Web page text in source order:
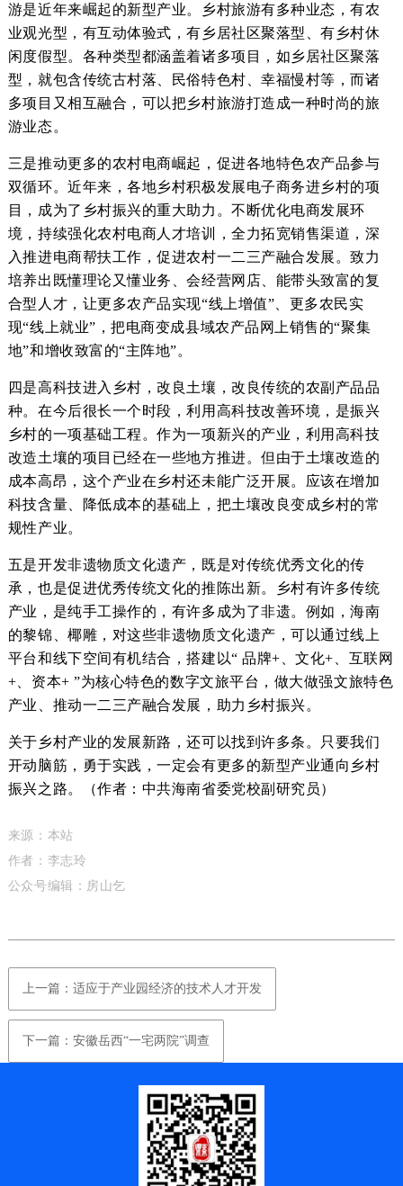
游是近年来崛起的新型产业。乡村旅游有多种业态，有农
业观光型，有互动体验式，有乡居社区聚落型、有乡村休
闲度假型。各种类型都涵盖着诸多项目，如乡居社区聚落
型，就包含传统古村落、民俗特色村、幸福慢村等，而诸
多项目又相互融合，可以把乡村旅游打造成一种时尚的旅
游业态。
三是推动更多的农村电商崛起，促进各地特色农产品参与
双循环。近年来，各地乡村积极发展电子商务进乡村的项
目，成为了乡村振兴的重大助力。不断优化电商发展环
境，持续强化农村电商人才培训，全力拓宽销售渠道，深
入推进电商帮扶工作，促进农村一二三产融合发展。致力
培养出既懂理论又懂业务、会经营网店、能带头致富的复
合型人才，让更多农产品实现“线上增值”、更多农民实
现“线上就业”，把电商变成县域农产品网上销售的“聚集
地”和增收致富的“主阵地”。
四是高科技进入乡村，改良土壤，改良传统的农副产品品
种。在今后很长一个时段，利用高科技改善环境，是振兴
乡村的一项基础工程。作为一项新兴的产业，利用高科技
改造土壤的项目已经在一些地方推进。但由于土壤改造的
成本高昂，这个产业在乡村还未能广泛开展。应该在增加
科技含量、降低成本的基础上，把土壤改良变成乡村的常
规性产业。
五是开发非遗物质文化遗产，既是对传统优秀文化的传
承，也是促进优秀传统文化的推陈出新。乡村有许多传统
产业，是纯手工操作的，有许多成为了非遗。例如，海南
的黎锦、椰雕，对这些非遗物质文化遗产，可以通过线上
平台和线下空间有机结合，搭建以“ 品牌+、文化+、互联网
+、资本+ ”为核心特色的数字文旅平台，做大做强文旅特色
产业、推动一二三产融合发展，助力乡村振兴。
关于乡村产业的发展新路，还可以找到许多条。只要我们
开动脑筋，勇于实践，一定会有更多的新型产业通向乡村
振兴之路。（作者：中共海南省委党校副研究员）
来源：本站
作者： 李志玲
公众号编辑：房山乞
上一篇：适应于产业园经济的技术人才开发
下一篇：安徽岳西“一宅两院”调查